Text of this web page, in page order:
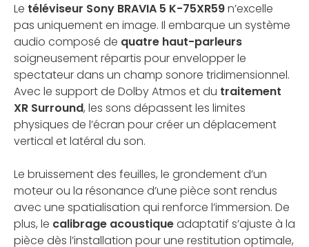
Le téléviseur Sony BRAVIA 5 K-75XR59n’excelle
pas uniquement en image. Il embarque un système
audio composé de quatre haut-parleurs
soigneusement répartis pour envelopper le
spectateur dans un champ sonore tridimensionnel.
Avec le support de Dolby Atmos et du traitement
XR Surround, les sons dépassent les limites
physiques de l’écran pour créer un déplacement
vertical et latéral du son.
Le bruissement des feuilles, le grondement d’un
moteur ou la résonance d’une pièce sont rendus
avec une spatialisation qui renforce l’immersion. De
plus, le calibrage acoustiqueadaptatif s’ajuste à la
pièce dès l’installation pour une restitution optimale,